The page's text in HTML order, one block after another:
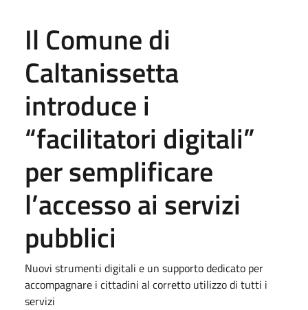
Il Comune di
Caltanissetta
introduce i
“facilitatori digitali”
per semplificare
l’accesso ai servizi
pubblici
Nuovi strumenti digitali e un supporto dedicato per
accompagnare i cittadini al corretto utilizzo di tutti i
servizi